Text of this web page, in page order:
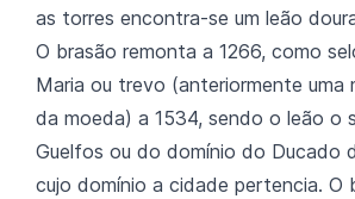
as torres encontra-se um leão
O brasão remonta a 1266, como
Maria ou trevo (anteriormente uma
da moeda) a 1534, sendo o leão o
Guelfos ou do domínio do Ducado
cujo domínio a cidade pertencia. O